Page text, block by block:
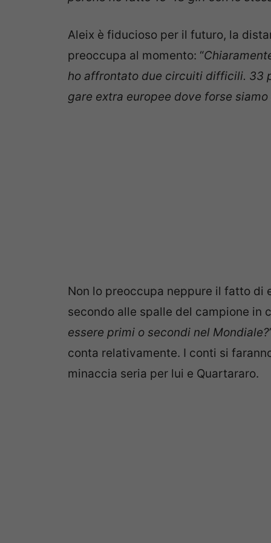
Aleix è fiducioso per il futuro, la
preoccupa al momento: “
ho affrontato due circuiti difficili. 33
gare extra europee dove forse
Non lo preoccupa neppure il fatto di
secondo alle spalle del campione in
essere primi o secondi nel Mondiale?
conta relativamente. I conti si
minaccia seria per lui e Quartararo.